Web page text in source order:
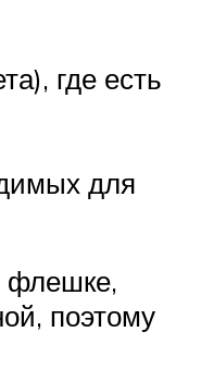
где есть
для
флешке,
поэтому